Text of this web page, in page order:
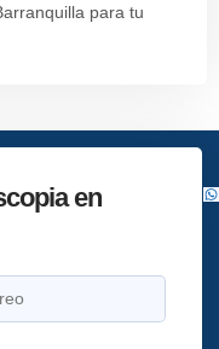
para tu
en